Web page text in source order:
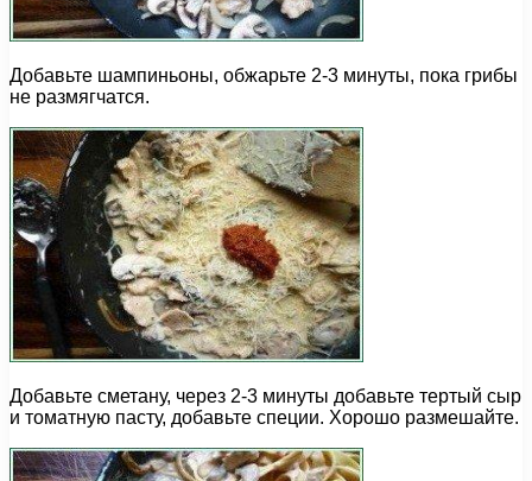
Добавьте шампиньоны, обжарьте 2-3 минуты, пока грибы
не размягчатся.
Добавьте сметану, через 2-3 минуты добавьте тертый сыр
и томатную пасту, добавьте специи. Хорошо размешайте.